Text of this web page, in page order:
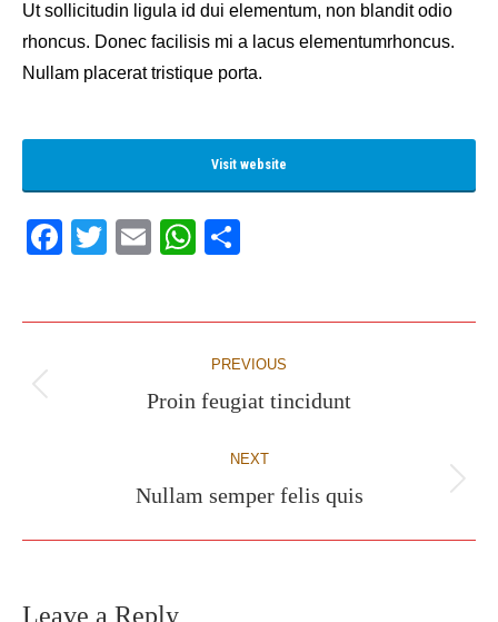
Ut sollicitudin ligula id dui elementum, non blandit odio
rhoncus. Donec facilisis mi a lacus elementumrhoncus.
Nullam placerat tristique porta.
Visit website
Facebook
Twitter
EmailWhatsApp
navigation
PREVIOUS
Previous
Proin feugiat tincidunt
NEXT
Next
Nullam semper felis quis
Leave a Reply